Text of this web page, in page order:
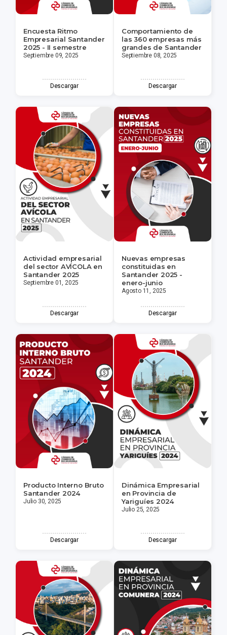
Encuesta Ritmo
Empresarial Santander
2025 - II semestre
Septiembre 09, 2025
Descargar
Comportamiento de
las 360 empresas más
grandes de Santander
Septiembre 08, 2025
Descargar
Actividad empresarial
del sector AVÍCOLA en
Santander 2025
Septiembre 01, 2025
Descargar
Nuevas empresas
constituidas en
Santander 2025 -
enero-junio
Agosto 11, 2025
Descargar
Producto Interno Bruto
Santander 2024
Julio 30, 2025
Descargar
Dinámica Empresarial
en Provincia de
Yariguíes 2024
Julio 25, 2025
Descargar